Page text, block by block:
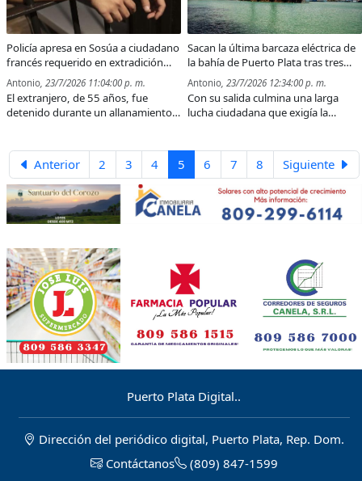
Policía apresa en Sosúa a ciudadano
francés requerido en extradición
por presunta estafa transnacional
Antonio, 23/7/2026 11:04:00 p. m.
El extranjero, de 55 años, fue
detenido durante un allanamiento
autoridades francesas por su
presunta participación en una red
de estafa y lavado de activos que
habría afectado a 61 víctimas en
varios países.
Sacan la última barcaza eléctrica de
la bahía de Puerto Plata tras tres
décadas de generación y
contaminación ambiental
Antonio, 23/7/2026 12:34:00 p. m.
Con su salida culmina una larga
lucha ciudadana que exigía la
desarrollo turístico de Puerto Plata.
Anterior 2 3 4 5 6 7 8 Siguiente
Puerto Plata Digital..
Dirección del periódico digital, Puerto Plata, Rep. Dom.
Contáctanos
(809) 847-1599